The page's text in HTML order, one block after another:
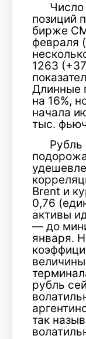
Число
позиций
бирже
февраля
1263
Длинные
на 16%,
начала
тыс.
Brent и
0,76
активы
— до
января.
рубль
так